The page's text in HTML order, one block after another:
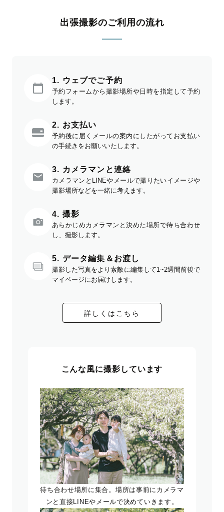
出張撮影のご利用の流れ
1. ウェブでご予約
予約フォームから撮影場所や日時を指定して予約
します。
2. お支払い
予約後に届くメールの案内にしたがってお支払い
の手続きをお願いいたします。
3. カメラマンと連絡
カメラマンとLINEやメールで撮りたいイメージや
撮影場所などを一緒に考えます。
4. 撮影
あらかじめカメラマンと決めた場所で待ち合わせ
し、撮影します。
5. データ編集＆お渡し
撮影した写真をより素敵に編集して1~2週間前後で
マイページにお届けします。
詳しくはこちら
こんな風に撮影しています
待ち合わせ場所に集合。場所は事前にカメラマ
ンと直接LINEやメールで決めていきます。